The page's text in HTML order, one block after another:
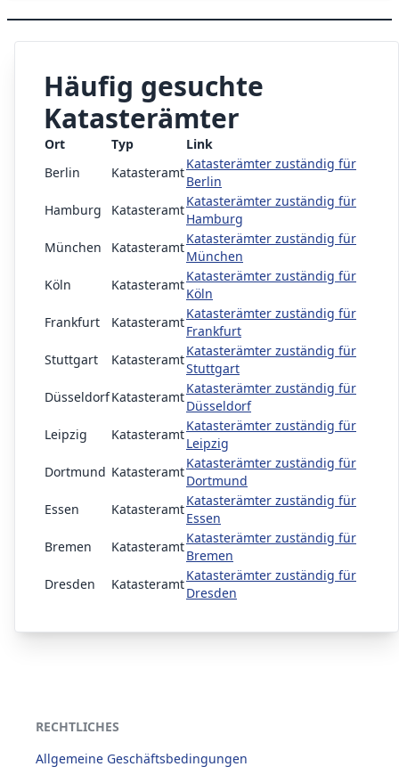
Häufig gesuchte
Katasterämter
Ort Typ
Link
Berlin
Katasteramt
Katasterämter zuständig für
Berlin
Hamburg
Katasteramt
Katasterämter zuständig für
Hamburg
München
Katasteramt
Katasterämter zuständig für
München
Köln
Katasteramt
Katasterämter zuständig für
Köln
Frankfurt
Katasteramt
Katasterämter zuständig für
Frankfurt
Stuttgart
Katasteramt
Katasterämter zuständig für
Stuttgart
DüsseldorfKatasteramt
Katasterämter zuständig für
Düsseldorf
Leipzig
Katasteramt
Katasterämter zuständig für
Leipzig
Dortmund Katasteramt
Katasterämter zuständig für
Dortmund
Essen
Katasteramt
Katasterämter zuständig für
Essen
Bremen
Katasteramt
Katasterämter zuständig für
Bremen
Dresden
Katasteramt
Katasterämter zuständig für
Dresden
RECHTLICHES
Allgemeine Geschäftsbedingungen